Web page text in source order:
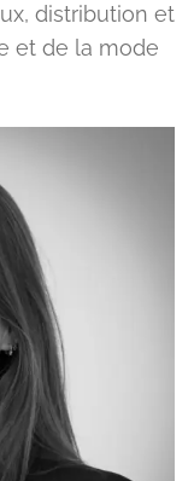
distribution et
et de la mode